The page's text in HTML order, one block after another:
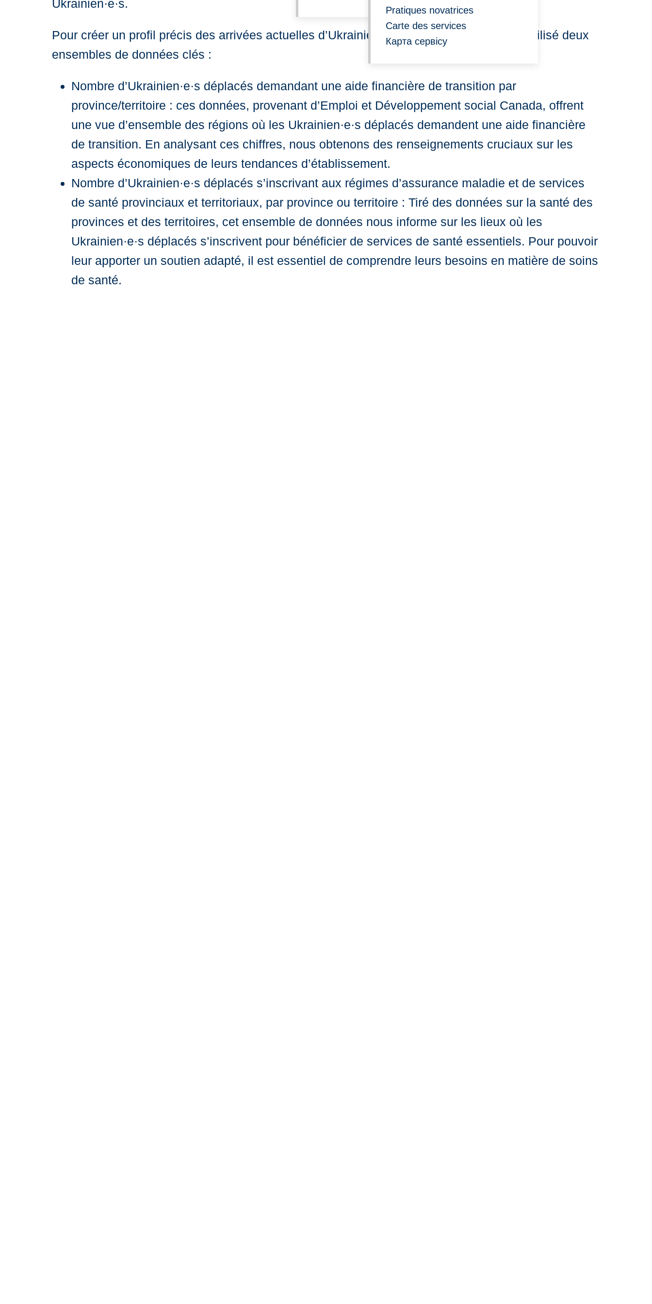
Pratiques novatrices
Carte des services
Карта сервісу
Ukrainien·e·s.
Pour créer un profil précis des arrivées actuelles d’Ukrainien·e·s déplacés, nous avons utilisé deux
ensembles de données clés :
Nombre d’Ukrainien·e·s déplacés demandant une aide financière de transition par
province/territoire : ces données, provenant d’Emploi et Développement social Canada, offrent
une vue d’ensemble des régions où les Ukrainien·e·s déplacés demandent une aide financière
de transition. En analysant ces chiffres, nous obtenons des renseignements cruciaux sur les
aspects économiques de leurs tendances d’établissement.
Nombre d’Ukrainien·e·s déplacés s’inscrivant aux régimes d’assurance maladie et de services
de santé provinciaux et territoriaux, par province ou territoire : Tiré des données sur la santé des
provinces et des territoires, cet ensemble de données nous informe sur les lieux où les
Ukrainien·e·s déplacés s’inscrivent pour bénéficier de services de santé essentiels. Pour pouvoir
leur apporter un soutien adapté, il est essentiel de comprendre leurs besoins en matière de soins
de santé.